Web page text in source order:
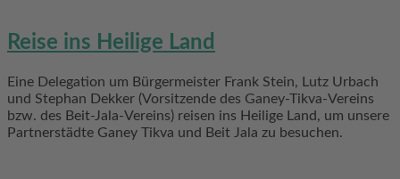
Reise ins Heilige Land
Eine Delegation um Bürgermeister Frank Stein, Lutz Urbach
und Stephan Dekker (Vorsitzende des Ganey-Tikva-Vereins
bzw. des Beit-Jala-Vereins) reisen ins Heilige Land, um unsere
Partnerstädte Ganey Tikva und Beit Jala zu besuchen.